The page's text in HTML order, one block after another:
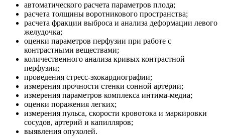
автоматического расчета параметров плода;
расчета толщины воротникового пространства;
расчета фракции выброса и анализа деформации левого
желудочка;
оценки параметров перфузии при работе с
контрастными веществами;
количественного анализа кривых контрастной
перфузии;
проведения стресс-эхокардиографии;
измерения прочности стенки сонной артерии;
измерения параметров комплекса интима-медиа;
оценки поражения легких;
измерения пульса, скорости кровотока и маркировки
сосудов, артерий и капилляров;
выявления опухолей.